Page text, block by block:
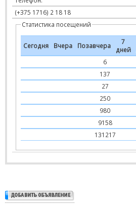
(+375 1716) 2 18 18
Статистика посещений
Сегодня Вчера Позавчера
7
дней
6
137
27
250
980
9158
131217